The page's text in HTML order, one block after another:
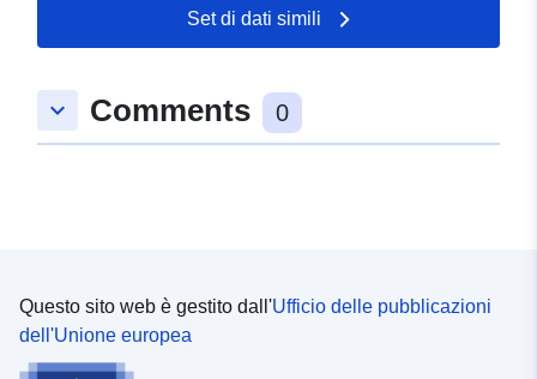
Tipo: Polygon
de.org/id/de.bb.metadata/
8f44-4e4d-830e-184b3678ad9a
Set di dati simili
keyboard_arrow_down Comments 0
Questo sito web è gestito dall'Ufficio delle pubblicazioni
dell'Unione europea